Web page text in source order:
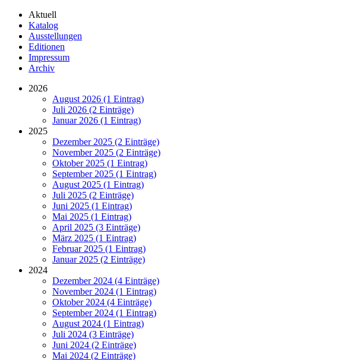
Aktuell
Katalog
Ausstellungen
Editionen
Impressum
Archiv
2026
August 2026 (1 Eintrag)
Juli 2026 (2 Einträge)
Januar 2026 (1 Eintrag)
2025
Dezember 2025 (2 Einträge)
November 2025 (2 Einträge)
Oktober 2025 (1 Eintrag)
September 2025 (1 Eintrag)
August 2025 (1 Eintrag)
Juli 2025 (2 Einträge)
Juni 2025 (1 Eintrag)
Mai 2025 (1 Eintrag)
April 2025 (3 Einträge)
März 2025 (1 Eintrag)
Februar 2025 (1 Eintrag)
Januar 2025 (2 Einträge)
2024
Dezember 2024 (4 Einträge)
November 2024 (1 Eintrag)
Oktober 2024 (4 Einträge)
September 2024 (1 Eintrag)
August 2024 (1 Eintrag)
Juli 2024 (3 Einträge)
Juni 2024 (2 Einträge)
Mai 2024 (2 Einträge)